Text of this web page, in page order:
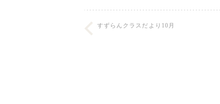
すずらんクラスだより10月